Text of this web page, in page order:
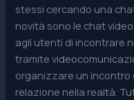
stessi cercando una
novità sono le chat
agli utenti di incontrare
tramite
organizzare un incontro
relazione nella realtà.